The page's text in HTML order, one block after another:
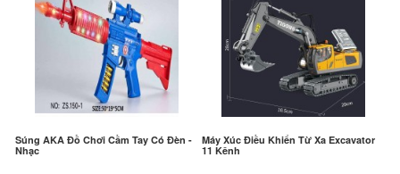
Súng AKA Đồ Chơi Cầm Tay Có Đèn -
Nhạc
Máy Xúc Điều Khiển Từ Xa Excavator
11 Kênh